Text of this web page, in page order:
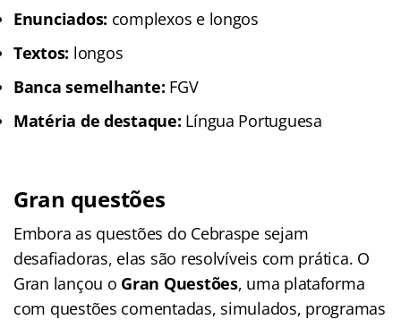
Enunciados: complexos e longos
Textos: longos
Banca semelhante: FGV
Matéria de destaque: Língua Portuguesa
Gran questões
Embora as questões do Cebraspe sejam
desafiadoras, elas são resolvíveis com prática. O
Gran lançou o Gran Questões, uma plataforma
com questões comentadas, simulados, programas